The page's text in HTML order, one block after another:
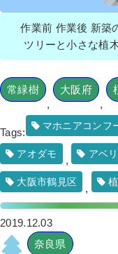
作業前 作業後 新築
ツリーと小さな植
常緑樹
,
大阪府
,
Tags:
マホニアコンフ
アオダモ
,
アベ
大阪市鶴見区
,
2019.12.03
奈良県